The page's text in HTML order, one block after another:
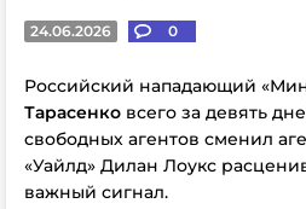
24.06.2026 0
Российский нападающий
Тарасенко всего за девять
свободных агентов сменил
«Уайлд» Дилан Лоукс
важный сигнал.